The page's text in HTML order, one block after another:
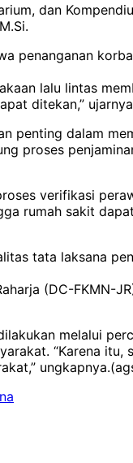
dan
penanganan
lalu lintas
ditekan,”
penting dalam
proses
verifikasi
rumah sakit
tata laksana
(DC-
melalui
“Karena